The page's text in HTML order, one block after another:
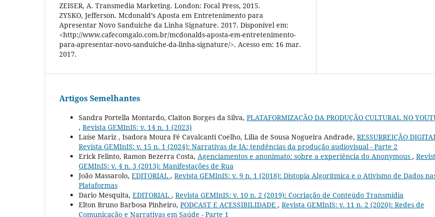
ZEISER, A. Transmedia Marketing. London: Focal Press, 2015.
ZYSKO, Jefferson. Mcdonald’s Aposta em Entretenimento para
Apresentar Novo Sanduiche da Linha Signature. 2017. Disponível em:
<http://www.cafecomgalo.com.br/mcdonalds-aposta-em-entretenimento-
para-apresentar-novo-sanduiche-da-linha-signature/>. Acesso em: 16 mar.
2017.
Artigos Semelhantes
Sandra Portella Montardo, Claiton Borges da Silva, PLATAFORMIZAÇÃO DA PRODUÇÃO CULTURAL NO
, Revista GEMInIS: v. 14 n. 1 (2023)
Laíse Mariz , Isadora Moura Fé Cavalcanti Coelho, Lilia de Sousa Nogueira Andrade, RESSURREIÇÃO
Revista GEMInIS: v. 15 n. 1 (2024): Narrativas de IA: tendências da produção audiovisual - Parte 2
Erick Felinto, Ramon Bezerra Costa, Agenciamentos e anonimato: sobre a experiência do Anonymous ,
GEMInIS: v. 4 n. 3 (2013): Manifestações de Rua
João Massarolo, EDITORIAL , Revista GEMInIS: v. 9 n. 1 (2018): Distopia Algorítmica e o Ativismo de Dados
Plataformas
Dario Mesquita, EDITORIAL , Revista GEMInIS: v. 10 n. 2 (2019): Cocriação de Conteúdo Transmídia
Elton Bruno Barbosa Pinheiro, PODCAST E ACESSIBILIDADE , Revista GEMInIS: v. 11 n. 2 (2020): Redes de
Comunicação e Narrativas em Saúde - Parte 1